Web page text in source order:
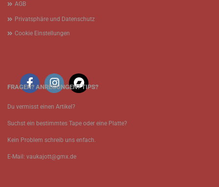
AGB
Privatsphäre und Datenschutz
Cookie Einstellungen
FRAGEN? ANREGUNGEN? TIPS?
Du vermisst einen Artikel?
Suchst ein bestimmtes Tape oder eine Platte?
Kein Problem schreib uns enfach.
E-Mail: vaukajott@gmx.de